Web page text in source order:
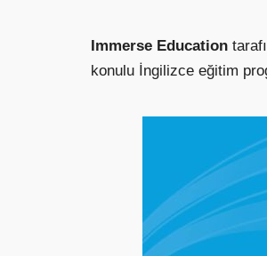
Immerse Education
konulu İngilizce eğitim